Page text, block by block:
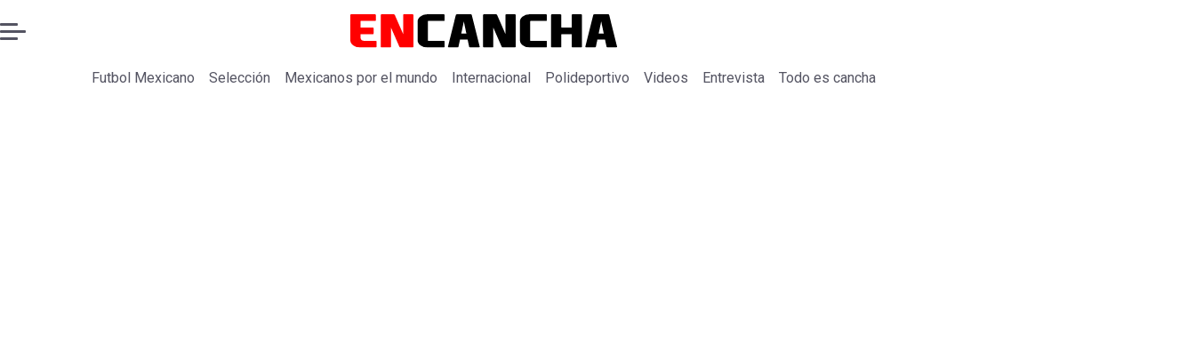
Futbol Mexicano Selección Mexicanos por el mundo Internacional Polideportivo Videos Entrevista Todo es cancha